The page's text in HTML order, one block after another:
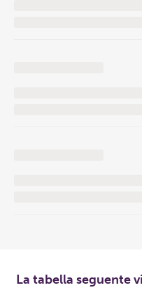
La tabella seguente